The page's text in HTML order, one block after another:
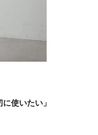
使いたい」